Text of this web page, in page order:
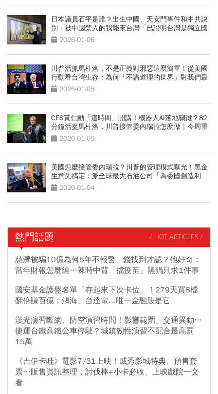
日本議員石平是誰？出生中國、天安門事件和中共訣
別：被中國禁入的我能來台灣「已證明台灣是獨立國
家」2026-01-06
川普活抓馬杜洛，不是正義對邪惡這麼簡單！從美國
行動看台灣生存：為何「不講道理的世界」對我們最
危險？
2026-01-05
CES黃仁勳「這時間」開講！機器人AI落地關鍵？82
分鐘活捉馬杜洛，川普接管委內瑞拉怎麼做｜今周重
磅 2026-01-05
美國怎麼接管委內瑞拉？川普的管理模式曝光！黑金
生意先搞定：派全球最大石油公司「為委國創造利
潤」2026-01-04
熱門話題 / HOT ARTICLES /
慈濟被騙10億為何5年不報警、錢找到才認？他好奇：
當年財報怎麼編…陳時中背「擋疫苗」黑鍋只求1件事
國安基金護盤名單「存起來下次卡位」！279天買8檔
翻倍賺百億：鴻海、台達電...唯一金融股是它
漢光演習斷網、防空演習時間！影響範圍、交通異動…
捷運台鐵高鐵公車停駛？城鎮韌性演習不配合最高罰
15萬
《吉伊卡哇》電影7/31上映！威秀影城特典、預售套
票…販售資訊整理，討伐棒+小卡必收、上映戲院一文
看